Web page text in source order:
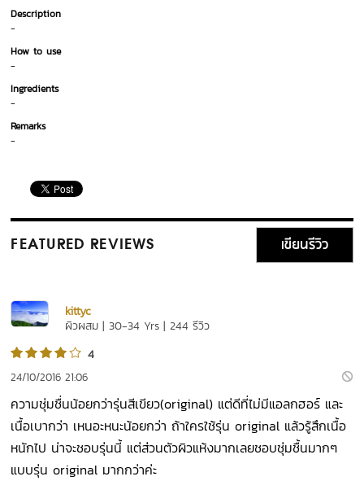
Description
-
How to use
-
Ingredients
-
Remarks
-
FEATURED REVIEWS เขียนรีวิว
kittyc
ผิวผสม | 30-34 Yrs | 244 รีวิว
4
24/10/2016 21:06
ความชุ่มชื่นน้อยกว่ารุ่นสีเขียว(original) แต่ดีที่ไม่มีแอลกฮอร์ และ
เนื้อเบากว่า เหนอะหนะน้อยกว่า ถ้าใครใช้รุ่น original แล้วรู้สึกเนื้อ
หนักไป น่าจะชอบรุ่นนี้ แต่ส่วนตัวผิวแห้งมากเลยชอบชุ่มชื้นมากๆ
แบบรุ่น original มากกว่าค่ะ